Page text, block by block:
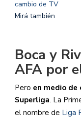
Mirá también
Boca y
AFA por
Pero en medio de
Superliga. La
el nombre de Liga